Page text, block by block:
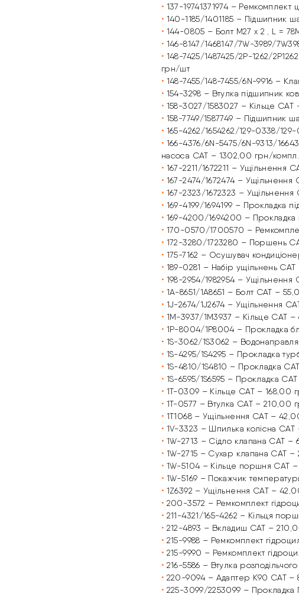
• 137-19741371974 –
• 140-1185/1401185 – Підшипник
• 144-0805 – Болт M27 x 2 , L =
• 146-8147/1468147/7W-3989/
• 148-7425/1487425/2P-1262/
грн/шт
• 148-7455/148-7455/6N-9916 –
• 154-3298 – Втулка підшипник
• 158-3027/1583027 – Кільце
• 158-7749/1587749 – Підшипник
• 165-4262/1654262/129-0338/
• 166-4376/6N-5475/6N-9313/
насоса CAT – 1302,00 грн/компл.
• 167-2211/1672211 – Ущільнення
• 167-2474/1672474 –
• 167-2323/1672323 –
• 169-4199/1694199 – Прокладка
• 169-4200/1694200 –
• 170-0570/1700570 –
• 172-3280/1723280 – Поршень
• 175-7162 – Осушувач
• 189-0281 – Набір ущільнень
• 198-2954/1982954 –
• 1A-8651/1A8651 – Болт CAT –
• 1J-2674/1J2674 – Ущільнення
• 1M-3937/1M3937 – Кільце CAT
• 1P-8004/1P8004 – Прокладка
• 1S-3062/1S3062 –
• 1S-4295/1S4295 – Прокладка
• 1S-4810/1S4810 – Прокладка
• 1S-6595/1S6595 – Прокладка
• 1T-0309 – Кільце CAT – 168,00
• 1T-0577 – Втулка CAT – 210,00
• 1T1068 – Ущільнення CAT –
• 1V-3323 – Шпилька колісна
• 1W-2713 – Сідло клапана CAT
• 1W-2715 – Сухар клапана CAT
• 1W-5104 – Кільце поршня CAT
• 1W-5169 – Покажчик
• 1Z6392 – Ущільнення CAT –
• 200-3572 – Ремкомплект
• 211-4321/165-4262 – Кільця
• 212-4893 – Вкладиш CAT –
• 215-9988 – Ремкомплект
• 215-9990 – Ремкомплект
• 216-5586 – Втулка
• 220-9094 – Адаптер K90 CAT
• 225-3099/2253099 – Прокладка
Зв'язатися з нами
Відділ продажу запасних частин
Телефон*
Натискаючи кнопку “Надіслати” Ви даєте згоду на обробку Ваших